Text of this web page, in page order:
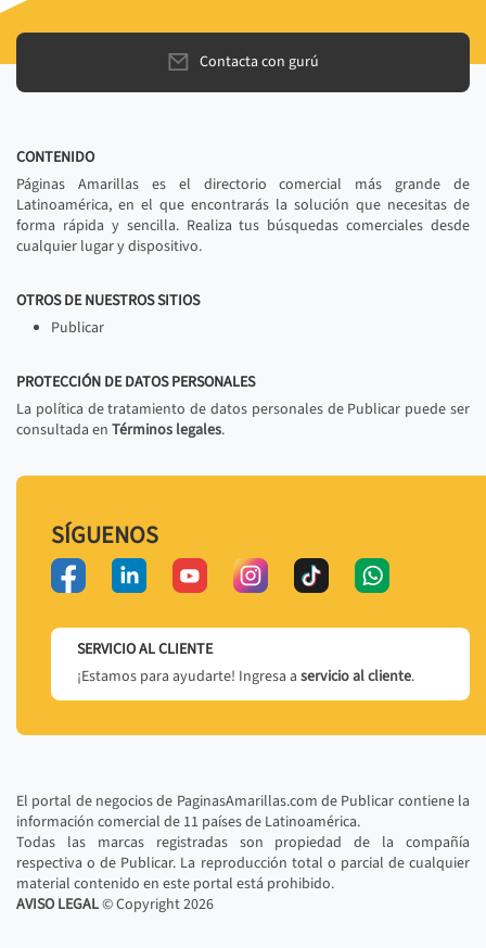
Contacta con gurú
CONTENIDO
Páginas Amarillas es el directorio comercial más grande de
Latinoamérica, en el que encontrarás la solución que necesitas de
forma rápida y sencilla. Realiza tus búsquedas comerciales desde
cualquier lugar y dispositivo.
OTROS DE NUESTROS SITIOS
Publicar
PROTECCIÓN DE DATOS PERSONALES
La política de tratamiento de datos personales de Publicar puede ser
consultada en Términos legales.
SÍGUENOS
SERVICIO AL CLIENTE
¡Estamos para ayudarte! Ingresa a servicio al cliente.
El portal de negocios de PaginasAmarillas.com de Publicar contiene la
información comercial de 11 países de Latinoamérica.
Todas las marcas registradas son propiedad de la compañía
respectiva o de Publicar. La reproducción total o parcial de cualquier
material contenido en este portal está prohibido.
AVISO LEGAL© Copyright2026